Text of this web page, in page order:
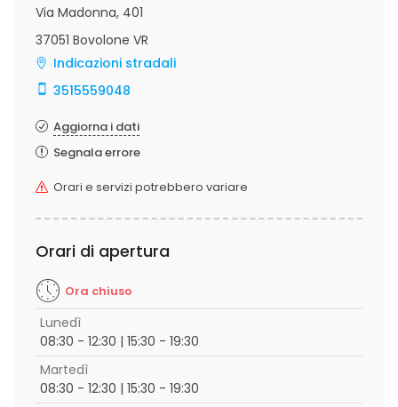
Via Madonna, 401
37051 Bovolone VR
Indicazioni stradali
3515559048
Aggiorna i dati
Segnala errore
Orari e servizi potrebbero variare
Orari di apertura
Ora chiuso
Lunedì
08:30 - 12:30 | 15:30 - 19:30
Martedì
08:30 - 12:30 | 15:30 - 19:30